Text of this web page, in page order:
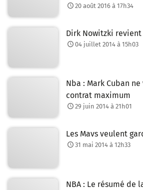
20 août 2016 à 17h34
Dirk Nowitzki
04 juillet 2014 à 15h03
Nba : Mark Cuban
contrat maximum
29 juin 2014 à 21h01
Les Mavs veulent
31 mai 2014 à 12h33
NBA : Le résumé de